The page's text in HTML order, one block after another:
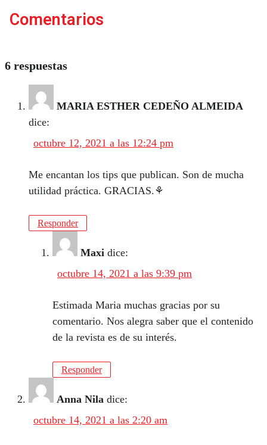
Comentarios
6 respuestas
MARIA ESTHER CEDEÑO ALMEIDA
dice:
octubre 12, 2021 a las 12:24 pm
Me encantan los tips que publican. Son de mucha
utilidad práctica. GRACIAS.⚘
Responder
Maxi dice:
octubre 14, 2021 a las 9:39 pm
Estimada Maria muchas gracias por su
comentario. Nos alegra saber que el contenido
de la revista es de su interés.
Responder
Anna Nila dice:
octubre 14, 2021 a las 2:20 am